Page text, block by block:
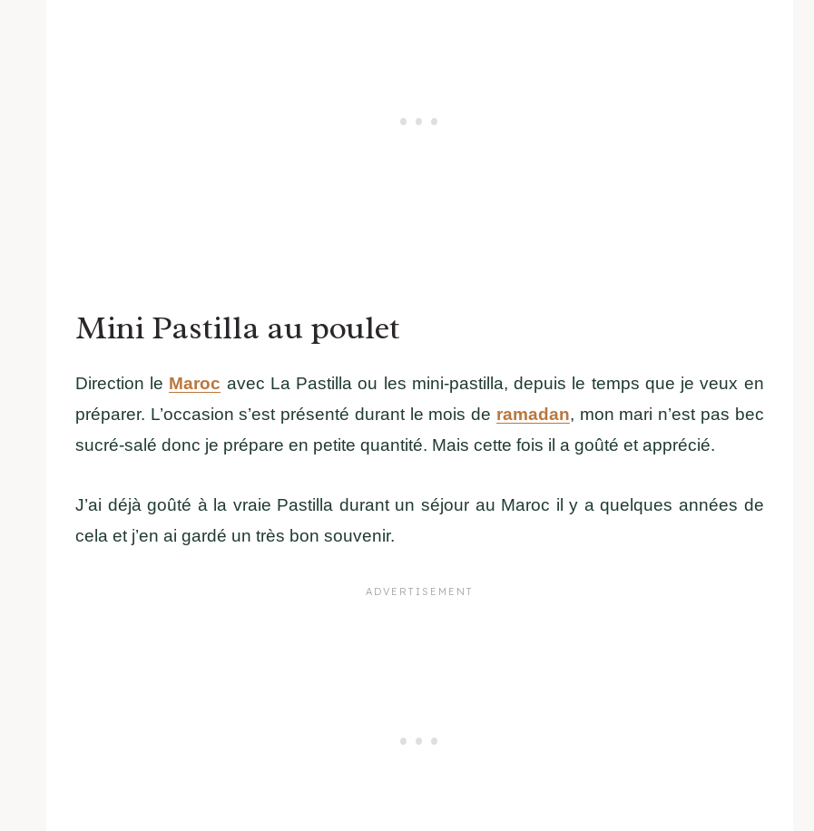
Mini Pastilla au poulet
Direction le Maroc avec La Pastilla ou les mini-pastilla, depuis le temps que je veux en
préparer. L’occasion s’est présenté durant le mois de ramadan, mon mari n’est pas bec
sucré-salé donc je prépare en petite quantité. Mais cette fois il a goûté et apprécié.
J’ai déjà goûté à la vraie Pastilla durant un séjour au Maroc il y a quelques années de
cela et j’en ai gardé un très bon souvenir.